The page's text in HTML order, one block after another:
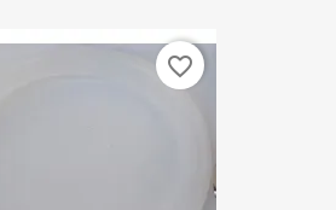
favorite_border